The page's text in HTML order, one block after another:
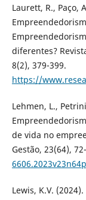
Laurett, R., Paço,
diferentes?
8(2), 379-399.
https://
Lehmen, L.,
de vida no
Gestão, 23(64),
Lewis, K.V.